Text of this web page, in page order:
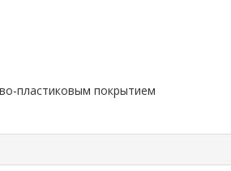
пластиковым покрытием